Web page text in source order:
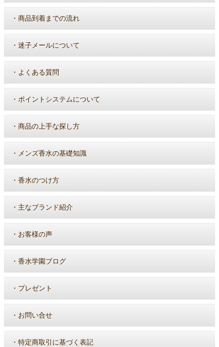
・ 商品到着までの流れ
・ 迷子メールについて
・ よくある質問
・ ポイントシステムについて
・ 商品の上手な探し方
・ メンズ香水の基礎知識
・ 香水のつけ方
・ 主なブランド紹介
・ お客様の声
・ 香水学園ブログ
・ プレゼント
・ お問い合せ
・ 特定商取引に基づく表記